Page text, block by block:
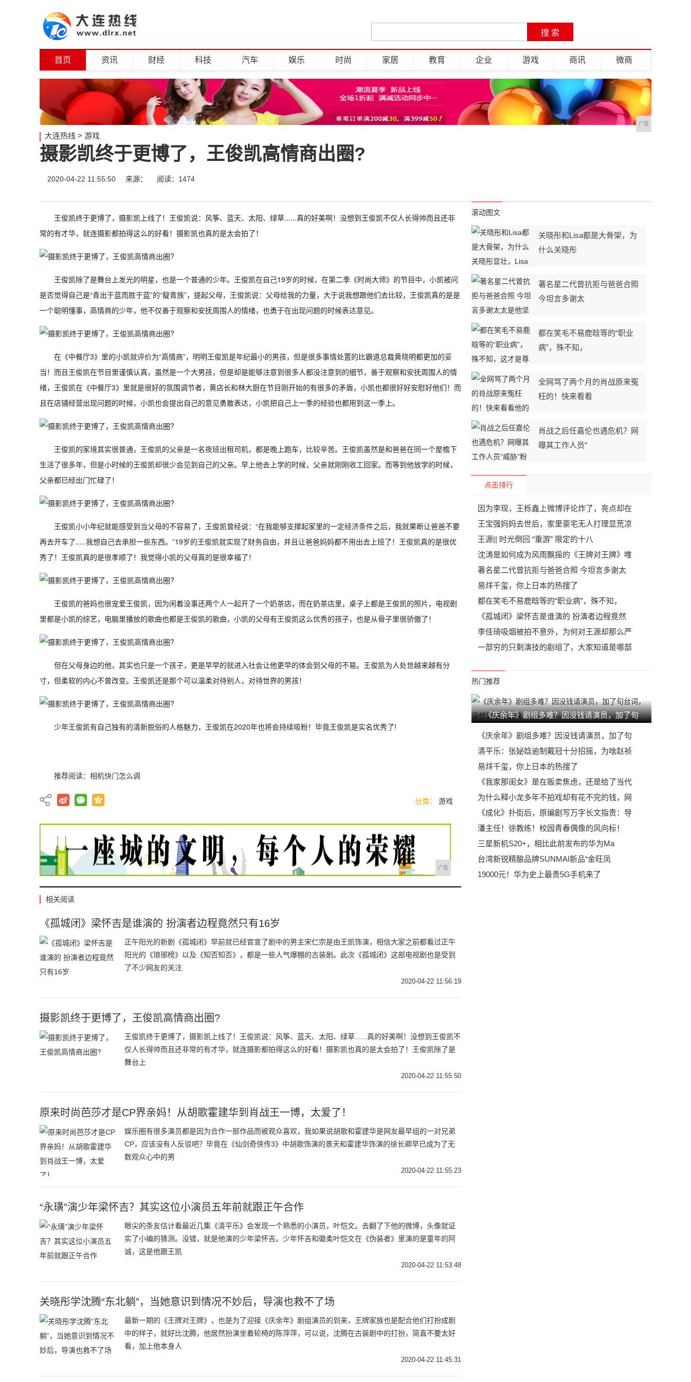
首页 资讯 财经 科技 汽车 娱乐 时尚 家居 教育 企业 游戏 商讯 微商
广告
大连热线 > 游戏
摄影凯终于更博了，王俊凯高情商出圈?
2020-04-22 11:55:50 来源： 阅读：1474
王俊凯终于更博了，摄影凯上线了！王俊凯说：风筝、蓝天、太阳、绿草......真的好美啊！没想到王俊凯不仅人长得帅而且还非
常的有才华，就连摄影都拍得这么的好看！摄影凯也真的是太会拍了！
王俊凯除了是舞台上发光的明星，也是一个普通的少年。王俊凯在自己19岁的时候，在第二季《时尚大师》的节目中，小凯被问
是否觉得自己是“青出于蓝而胜于蓝”的“靛青族”，提起父母，王俊凯说：父母给我的力量，大于说我想跟他们去比较，王俊凯真的是是
一个聪明懂事，高情商的少年，他不仅善于观察和安抚周围人的情绪，也勇于在出现问题的时候表达意见。
在《中餐厅3》里的小凯就评价为“高情商”，明明王俊凯是年纪最小的男孩，但是很多事情处置的比霸道总裁黄晓明都更加的妥
当！而且王俊凯在节目里谨慎认真，虽然是一个大男孩，但是却是能够注意到很多人都没注意到的细节，善于观察和安抚周围人的情
绪，王俊凯在《中餐厅3》里就是很好的氛围调节者，黄店长和林大厨在节目刚开始的有很多的矛盾，小凯也都很好好安慰好他们！而
且在店铺经营出现问题的时候，小凯也会提出自己的意见勇敢表达，小凯把自己上一季的经验也都用到这一季上。
王俊凯的家境其实很普通，王俊凯的父亲是一名夜班出租司机，都是晚上跑车，比较辛苦。王俊凯虽然是和爸爸在同一个屋檐下
生活了很多年，但是小时候的王俊凯却很少会见到自己的父亲。早上他去上学的时候，父亲就刚刚收工回家。而等到他放学的时候，
父亲都已经出门忙碌了！
王俊凯小小年纪就能感受到当父母的不容易了，王俊凯曾经说：“在我能够支撑起家里的一定经济条件之后，我就果断让爸爸不要
再去开车了.....我想自己去承担一些东西。”19岁的王俊凯就实现了财务自由，并且让爸爸妈妈都不用出去上班了！王俊凯真的是很优
秀了！王俊凯真的是很孝顺了！我觉得小凯的父母真的是很幸福了！
王俊凯的爸妈也很宠爱王俊凯，因为闲着没事还两个人一起开了一个奶茶店，而在奶茶店里，桌子上都是王俊凯的照片，电视剧
里都是小凯的综艺，电脑里播放的歌曲也都是王俊凯的歌曲，小凯的父母有王俊凯这么优秀的孩子，也是从骨子里很骄傲了！
但在父母身边的他，其实也只是一个孩子，更是早早的就进入社会让他更早的体会到父母的不易。王俊凯为人处世越来越有分
寸，但柔软的内心不曾改变。王俊凯还是那个可以温柔对待别人，对待世界的男孩！
少年王俊凯有自己独有的清新脱俗的人格魅力，王俊凯在2020年也将会持续吸粉！毕竟王俊凯是实名优秀了!
推荐阅读： 相机快门怎么调
分类： 游戏
广告
相关阅读
《孤城闭》梁怀吉是谁演的 扮演者边程竟然只有16岁
正午阳光的新剧《孤城闭》早前就已经官宣了剧中的男主宋仁宗是由王凯饰演，相信大家之前都看过正午
阳光的《琅琊榜》以及《知否知否》，都是一些人气爆棚的古装剧。此次《孤城闭》这部电视剧也是受到
了不少网友的关注
2020-04-22 11:56:19
摄影凯终于更博了，王俊凯高情商出圈?
王俊凯终于更博了，摄影凯上线了！王俊凯说：风筝、蓝天、太阳、绿草......真的好美啊！没想到王俊凯不
仅人长得帅而且还非常的有才华，就连摄影都拍得这么的好看！摄影凯也真的是太会拍了！王俊凯除了是
舞台上
2020-04-22 11:55:50
原来时尚芭莎才是CP界亲妈！从胡歌霍建华到肖战王一博，太爱了！
娱乐圈有很多演员都是因为合作一部作品而被观众喜欢，我如果说胡歌和霍建华是网友最早组的一对兄弟
CP，应该没有人反驳吧？毕竟在《仙剑奇侠传3》中胡歌饰演的景天和霍建华饰演的徐长卿早已成为了无
数观众心中的男
2020-04-22 11:55:23
“永璜”演少年梁怀吉？其实这位小演员五年前就跟正午合作
眼尖的条友估计看最近几集《清平乐》会发现一个熟悉的小演员，叶恺文。去翻了下他的微博，头像就证
实了小编的猜测。没错，就是他演的少年梁怀吉。少年怀吉和徽柔叶恺文在《伪装者》里演的是童年的阿
诚，这是他跟王凯
2020-04-22 11:53:48
关晓彤学沈腾“东北躺”，当她意识到情况不妙后，导演也救不了场
最新一期的《王牌对王牌》，也是为了迎接《庆余年》剧组演员的到来，王牌家族也是配合他们打扮成剧
中的样子，就好比沈腾，他居然扮演坐着轮椅的陈萍萍，可以说，沈腾在古装剧中的打扮，简直不要太好
看，加上他本身人
2020-04-22 11:45:31
滚动图文
关晓彤和Lisa都是大骨架，为
什么关晓彤
著名星二代曾抗拒与爸爸合照
今坦言多谢太
都在笑毛不易鹿晗等的“职业
病”，殊不知，
全网骂了两个月的肖战原来冤
枉的！快来看看
肖战之后任嘉伦也遇危机？网
曝其工作人员“
点击排行
因为李现，王栎鑫上微博评论炸了，亮点却在
王宝强妈妈去世后，家里豪宅无人打理显荒凉
王源|| 时光倒回 “重游” 限定的十八
沈涛是如何成为风雨飘摇的《王牌对王牌》唯
著名星二代曾抗拒与爸爸合照 今坦言多谢太
易烊千玺，你上日本的热搜了
都在笑毛不易鹿晗等的“职业病”，殊不知，
《孤城闭》梁怀吉是谁演的 扮演者边程竟然
李佳琦吸烟被拍不意外，为何对王源却那么严
一部穷的只剩演技的剧组了，大家知道是哪部
热门推荐
《庆余年》剧组多难？因没钱请演员，加了句
《庆余年》剧组多难？因没钱请演员，加了句
清平乐：张妼娢逾制戴冠十分招摇，为啥赵祯
易烊千玺，你上日本的热搜了
《我家那闺女》是在贩卖焦虑，还是给了当代
为什么释小龙多年不拍戏却有花不完的钱，网
《成化》扑街后，原编剧写万字长文指责：导
潘主任！徐教练！校园青春偶像的风向标！
三星新机S20+，相比此前发布的华为Ma
台湾新锐精酿品牌SUNMAI新品“金旺凤
19000元！华为史上最贵5G手机来了